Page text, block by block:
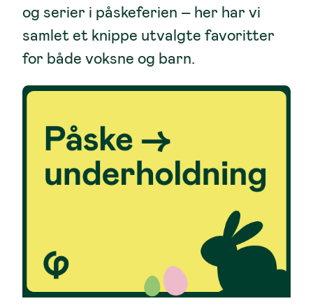
og serier i påskeferien – her har vi
samlet et knippe utvalgte favoritter
for både voksne og barn.